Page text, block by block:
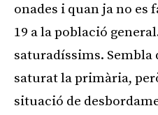
onades i quan ja no es
19 a la població
saturadíssims. Sembla
saturat la primària,
situació de